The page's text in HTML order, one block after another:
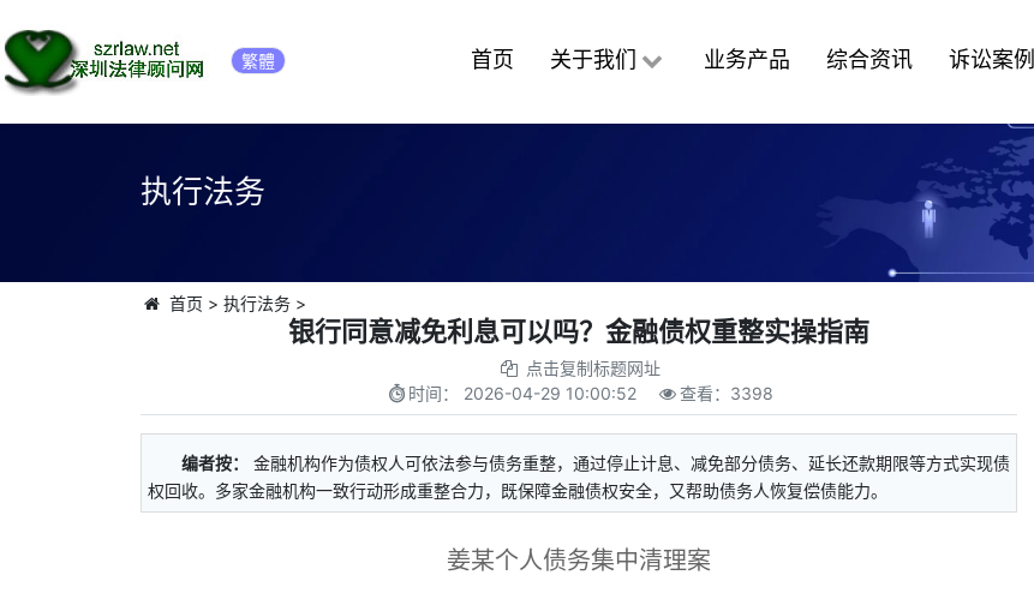
繁體 首页 关于我们 业务产品 综合资讯 诉讼案例
执行法务
首页 > 执行法务>
银行同意减免利息可以吗？金融债权重整实操指南
点击复制标题网址
时间： 2026-04-29 10:00:52 查看： 3398
编者按：
金融机构作为债权人可依法参与债务重整，通过停止计息、减免部分债务、延长还款期限等方式实现债
权回收。多家金融机构一致行动形成重整合力，既保障金融债权安全，又帮助债务人恢复偿债能力。
姜某个人债务集中清理案